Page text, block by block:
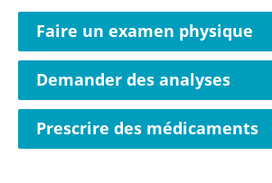
Faire un examen physique
Demander des analyses
Prescrire des médicaments